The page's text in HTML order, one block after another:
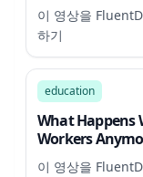
이 영상을
하기
education
What Happens
Workers
이 영상을